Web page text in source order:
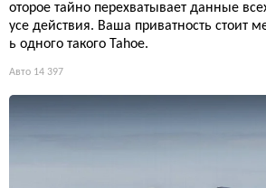
оторое тайно перехватывает данные
усе действия. Ваша приватность стоит
ь одного такого Tahoe.
Авто 14 397